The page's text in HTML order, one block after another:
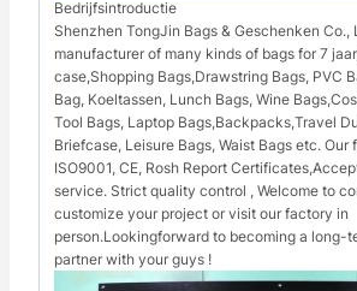
Bedrijfsintroductie
Shenzhen TongJin Bags & Geschenken Co.,
manufacturer of many kinds of bags for 7
case,Shopping Bags,Drawstring Bags, PVC
Bag, Koeltassen, Lunch Bags, Wine
Tool Bags, Laptop Bags,Backpacks,Travel
Briefcase, Leisure Bags, Waist Bags etc.
ISO9001, CE, Rosh Report
service. Strict quality control , Welcome to
customize your project or visit our factory in
person.Lookingforward to becoming a long-
partner with your guys !